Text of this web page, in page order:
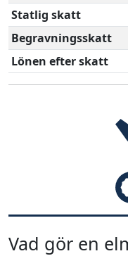
Statlig skatt
Begravningsskatt
Lönen efter skatt
Vad gör en